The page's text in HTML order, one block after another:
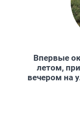
Впервые
летом,
вечером на